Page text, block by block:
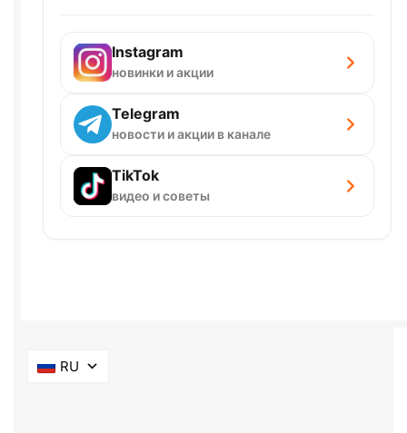
Instagram
новинки и акции
Telegram
новости и акции в канале
TikTok
видео и советы
RU